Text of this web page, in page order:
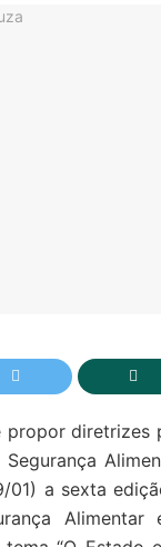
diretrizes
a sexta